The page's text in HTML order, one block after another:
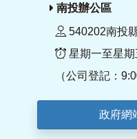
南投辦公區
540202南投
星期一至星
（公司登記：
政府網